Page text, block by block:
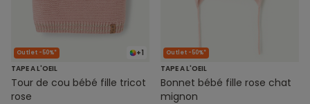
+1
Outlet -50%*
TAPE A L'OEIL
Tour de cou bébé fille tricot
rose
Outlet -50%*
TAPE A L'OEIL
Bonnet bébé fille rose chat
mignon